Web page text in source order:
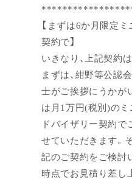
【まずは6か月限定
契約で】
いきなり、上記契約
まずは、紺野等公認
士がご挨拶にうかが
は月1万円(税別)のミ
ドバイザリー契約で
せていただきます。
記のご契約をご検討
時点でお見積り差し